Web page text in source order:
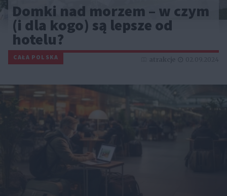
Domki nad morzem – w czym
(i dla kogo) są lepsze od
hotelu?
CAŁA POLSKA